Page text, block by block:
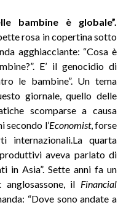
bambine è globale”.
rosa in copertina sotto
agghiacciante: “Cosa è
E’ il genocidio di
le bambine”. Un tema
giornale, quello delle
scomparse a causa
secondo l’Economist, forse
quarta
aveva parlato di
in Asia”. Sette anni fa un
anglosassone, il Financial
“Dove sono andate a